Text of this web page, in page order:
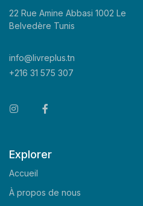
22 Rue Amine Abbasi 1002 Le
Belvedère Tunis
info@livreplus.tn
+216 31 575 307
Explorer
Accueil
À propos de nous